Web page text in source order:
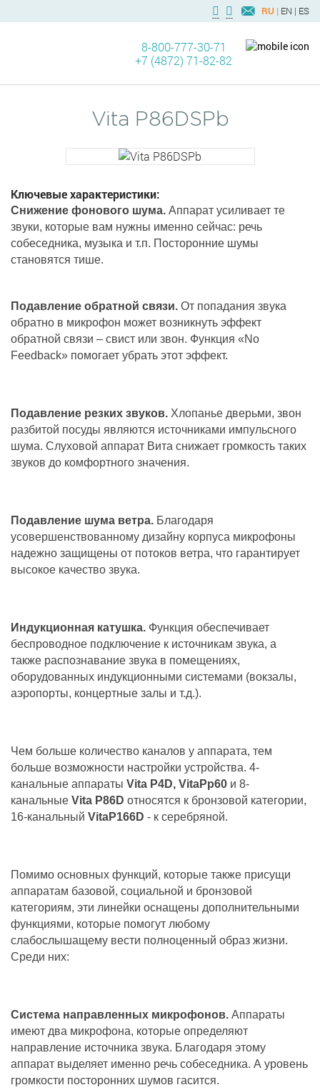
RU | EN | ES
8-800-777-30-71
+7 (4872) 71-82-82
Vita P86DSPb
Ключевые характеристики:
Снижение фонового шума. Аппарат усиливает те
звуки, которые вам нужны именно сейчас: речь
собеседника, музыка и т.п. Посторонние шумы
становятся тише.
Подавление обратной связи. От попадания звука
обратно в микрофон может возникнуть эффект
обратной связи – свист или звон. Функция «No
Feedback» помогает убрать этот эффект.
Подавление резких звуков. Хлопанье дверьми, звон
разбитой посуды являются источниками импульсного
шума. Слуховой аппарат Вита снижает громкость таких
звуков до комфортного значения.
Подавление шума ветра. Благодаря
усовершенствованному дизайну корпуса микрофоны
надежно защищены от потоков ветра, что гарантирует
высокое качество звука.
Индукционная катушка. Функция обеспечивает
беспроводное подключение к источникам звука, а
также распознавание звука в помещениях,
оборудованных индукционными системами (вокзалы,
аэропорты, концертные залы и т.д.).
Чем больше количество каналов у аппарата, тем
больше возможности настройки устройства. 4-
канальные аппараты Vita P4D, VitaРр60 и 8-
канальные Vita P86D относятся к бронзовой категории,
16-канальный VitaР166D - к серебряной.
Помимо основных функций, которые также присущи
аппаратам базовой, социальной и бронзовой
категориям, эти линейки оснащены дополнительными
функциями, которые помогут любому
слабослышащему вести полноценный образ жизни.
Среди них:
Система направленных микрофонов. Аппараты
имеют два микрофона, которые определяют
направление источника звука. Благодаря этому
аппарат выделяет именно речь собеседника. А уровень
громкости посторонних шумов гасится.